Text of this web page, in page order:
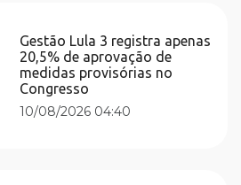
Gestão Lula 3 registra apenas
20,5% de aprovação de
medidas provisórias no
Congresso
10/08/2026 04:40